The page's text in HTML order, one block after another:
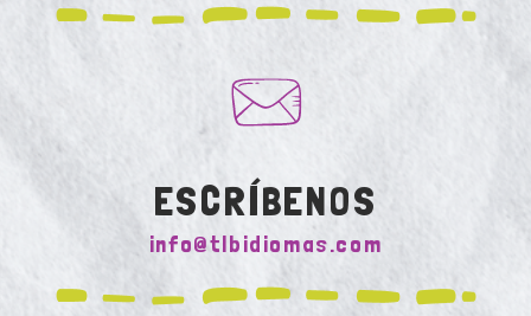
ESCRÍBENOS
info@tlbidiomas.com